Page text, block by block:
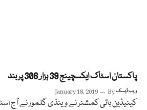
پاکستان اسٹاک ایکسچینج 39 ہزار 306 پر بند
January 18, 2019 Byویب ڈیسک
کینیڈین ہائی کمشنر نے وینڈی گلمور نے آج